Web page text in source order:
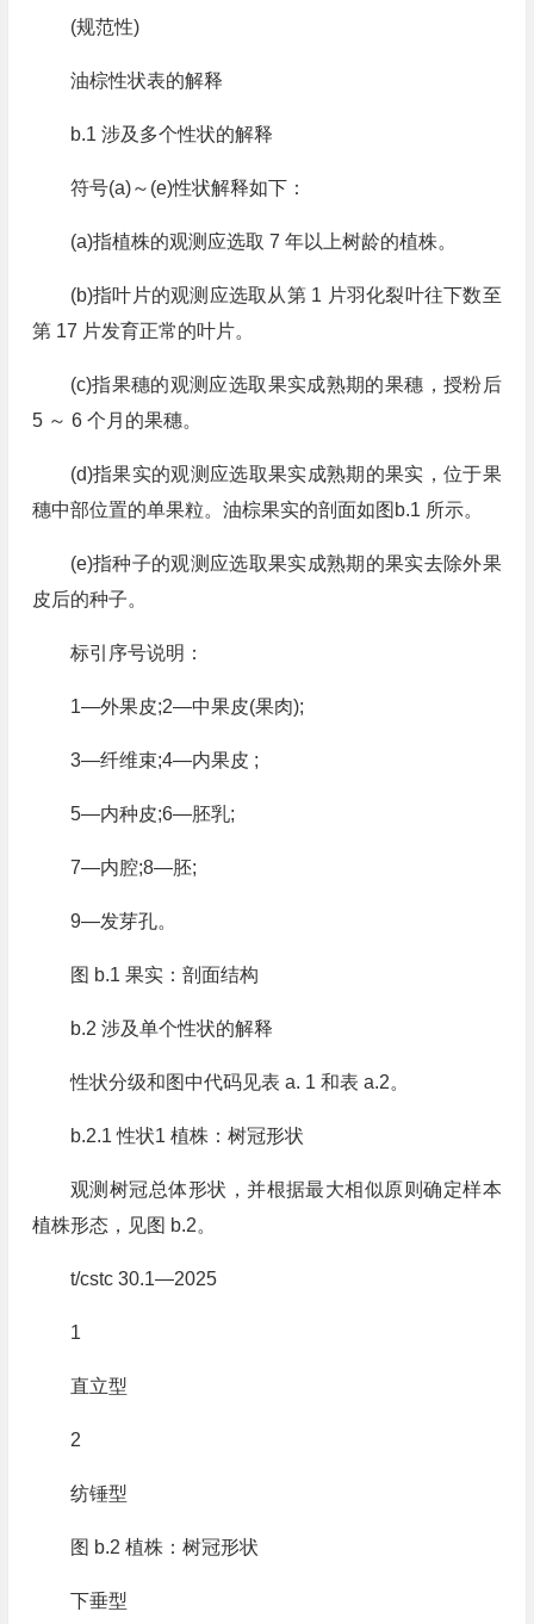
(规范性)
油棕性状表的解释
b.1 涉及多个性状的解释
符号(a)～(e)性状解释如下：
(a)指植株的观测应选取 7 年以上树龄的植株。
(b)指叶片的观测应选取从第 1 片羽化裂叶往下数至
第 17 片发育正常的叶片。
(c)指果穗的观测应选取果实成熟期的果穗，授粉后
5 ～ 6 个月的果穗。
(d)指果实的观测应选取果实成熟期的果实，位于果
穗中部位置的单果粒。油棕果实的剖面如图b.1 所示。
(e)指种子的观测应选取果实成熟期的果实去除外果
皮后的种子。
标引序号说明：
1—外果皮;2—中果皮(果肉);
3—纤维束;4—内果皮 ;
5—内种皮;6—胚乳;
7—内腔;8—胚;
9—发芽孔。
图 b.1 果实：剖面结构
b.2 涉及单个性状的解释
性状分级和图中代码见表 a. 1 和表 a.2。
b.2.1 性状1 植株：树冠形状
观测树冠总体形状，并根据最大相似原则确定样本
植株形态，见图 b.2。
t/cstc 30.1—2025
1
直立型
2
纺锤型
图 b.2 植株：树冠形状
下垂型